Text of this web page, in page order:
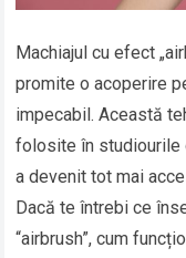
Machiajul cu efect
promite o acoperire
impecabil. Această
folosite în studiourile
a devenit tot mai
Dacă te întrebi ce
“airbrush”, cum